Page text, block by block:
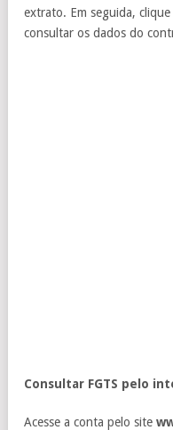
extrato. Em seguida,
consultar os dados do
Consultar FGTS pelo
Acesse a conta pelo site